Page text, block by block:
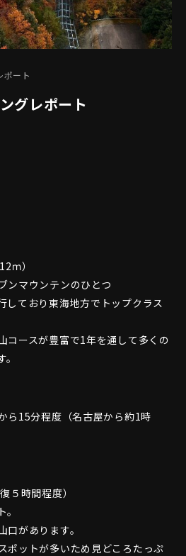
ポート
グレポート
ｍ）
ンマウンテンのひとつ
しており東海地方でトップクラス
コースが豊富で1年を通して多くの
ら15分程度（名古屋から約1時
５時間程度）
があります。
ポットが多いため見どころたっぷ